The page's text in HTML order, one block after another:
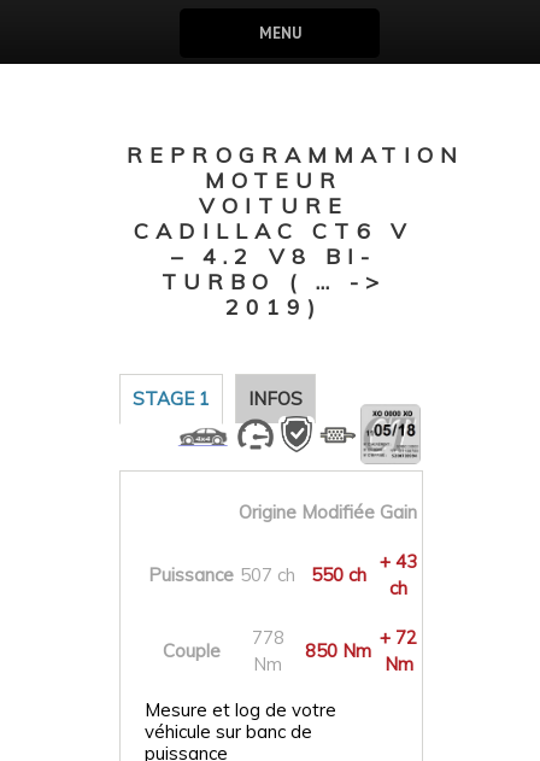
MENU
REPROGRAMMATION
MOTEUR
VOITURE
CADILLAC CT6 V
– 4.2 V8 BI-
TURBO ( … ->
2019)
STAGE 1 INFOS
Origine Modifiée Gain
Puissance 507 ch 550 ch
+ 43
ch
Couple
778
Nm
850 Nm
+ 72
Nm
Mesure et log de votre
véhicule sur banc de
puissance